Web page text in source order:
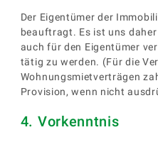
Der Eigentümer der
beauftragt. Es ist uns
auch für den Eigentümer
tätig zu werden. (Für die
Wohnungsmietverträgen
Provision, wenn nicht
4. Vorkenntnis